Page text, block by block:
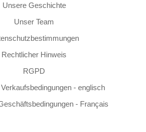
Unsere Geschichte
Unser Team
Rechtlicher Hinweis
RGPD
- englisch
- Français